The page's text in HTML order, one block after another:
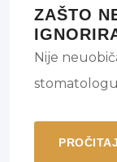
ZAŠTO
ZUBI?
Nije
odgoditi